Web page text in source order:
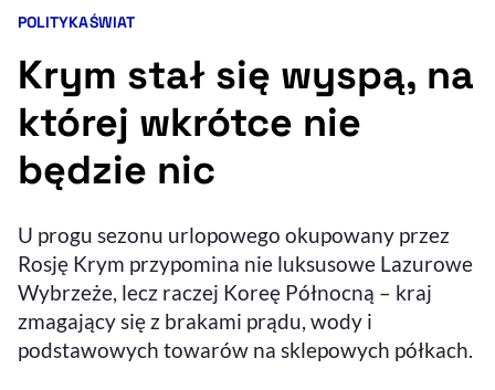
Ułatwienia dostępności wspierają:
Sprawdź, jak i dlaczego zwiększamy dostępność, otwiera się w nowym
Kategorie artykułu:
POLITYKAŚWIAT
Krym stał się wyspą, na
której wkrótce nie
będzie nic
U progu sezonu urlopowego okupowany przez
Rosję Krym przypomina nie luksusowe Lazurowe
Wybrzeże, lecz raczej Koreę Północną – kraj
zmagający się z brakami prądu, wody i
podstawowych towarów na sklepowych półkach.